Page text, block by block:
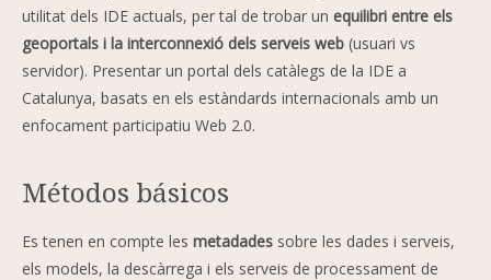
utilitat dels IDE actuals, per tal de trobar un equilibri entre els
geoportals i la interconnexió dels serveis web (usuari vs
servidor). Presentar un portal dels catàlegs de la IDE a
Catalunya, basats en els estàndards internacionals amb un
enfocament participatiu Web 2.0.
Métodos básicos
Es tenen en compte les metadades sobre les dades i serveis,
els models, la descàrrega i els serveis de processament de